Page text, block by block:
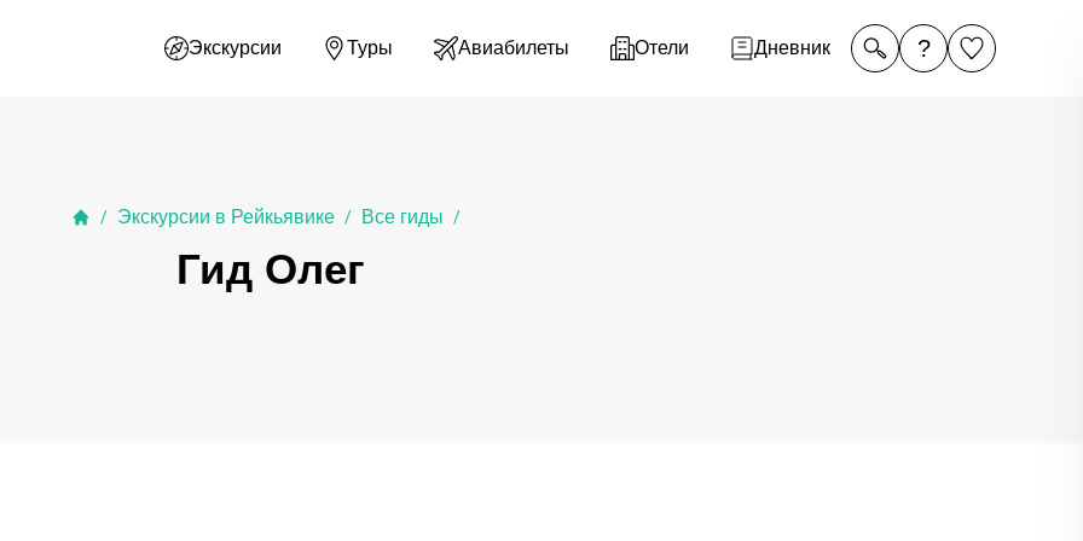
Экскурсии Туры Авиабилеты Отели Дневник ?
/ Экскурсии в Рейкьявике / Все гиды /
Гид Олег